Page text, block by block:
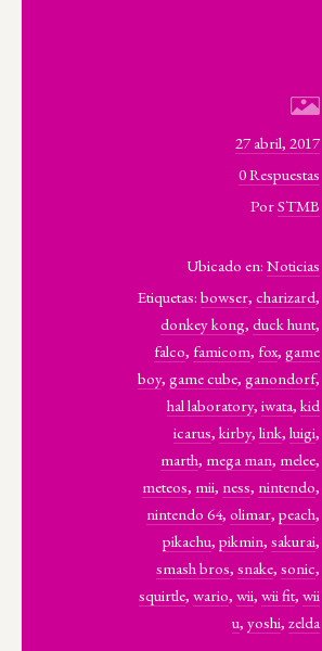
27 abril, 2017
0 Respuestas
PorSTMB
Ubicado en:Noticias
Etiquetas:bowser,charizard,
donkey kong,duck hunt,
falco, famicom, fox,game
boy,game cube,ganondorf,
hal laboratory,iwata,kid
icarus,kirby,link,luigi,
marth, mega man, melee,
meteos, mii, ness, nintendo,
nintendo 64,olimar,peach,
pikachu,pikmin,sakurai,
smash bros,snake,sonic,
squirtle,wario,wii,wii fit,wii
u,yoshi,zelda